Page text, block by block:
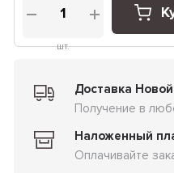
шт.
Доставка
Получение в
Наложенный
Оплачивайте